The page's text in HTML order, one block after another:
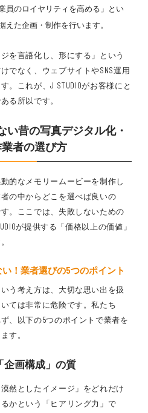
員のロイヤリティを高める」とい
えた企画・制作を行います。
を言語化し、形にする」という
でなく、ウェブサイトやSNS運用
。これが、J STUDIOがお客様にと
る所以です。
い昔の写真デジタル化・
者の選び方
的なメモリームービーを制作し
の中からどこを選べば良いの
。ここでは、失敗しないための
が提供する「価格以上の価値」
！業者選びの5つのポイント
う考え方は、大切な思い出を扱
ては非常に危険です。私たち
、以下の5つのポイントで業者を
す。
企画構成」の質
然としたイメージ」をどれだけ
かという「ヒアリング力」で